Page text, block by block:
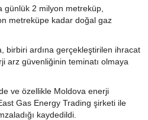
günlük 2 milyon metreküp,
metreküpe kadar doğal gaz
birbiri ardına gerçekleştirilen ihracat
arz güvenliğinin teminatı olmaya
ve özellikle Moldova enerji
Gas Energy Trading şirketi ile
kaydedildi.